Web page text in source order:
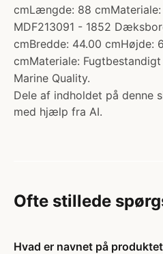
cmLængde: 88
MDF213091 - 1852
cmBredde: 44.00 cmHøjde:
cmMateriale:
Marine Quality.
Dele af indholdet på denne
med hjælp fra AI.
Ofte stillede
Hvad er navnet på